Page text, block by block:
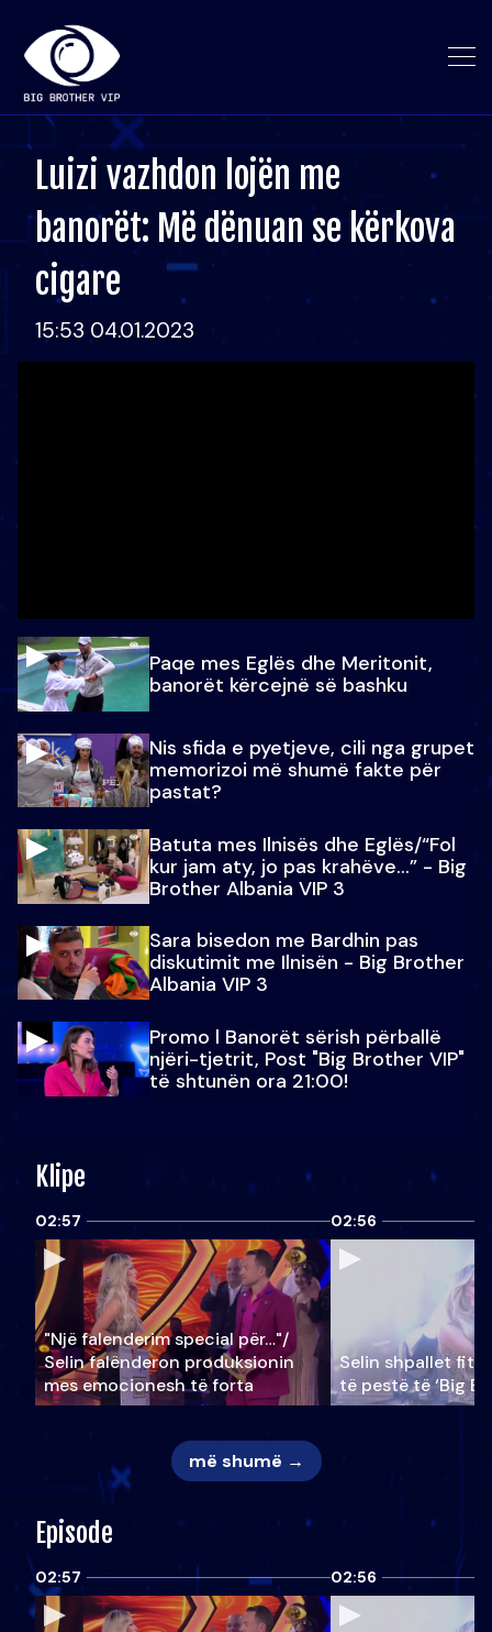
Luizi vazhdon lojën me
banorët: Më dënuan se kërkova
cigare
15:53 04.01.2023
Paqe mes Eglës dhe Meritonit,
banorët kërcejnë së bashku
Nis sfida e pyetjeve, cili nga grupet
memorizoi më shumë fakte për
pastat?
Batuta mes Ilnisës dhe Eglës/“Fol
kur jam aty, jo pas krahëve…” - Big
Brother Albania VIP 3
Sara bisedon me Bardhin pas
diskutimit me Ilnisën - Big Brother
Albania VIP 3
Promo l Banorët sërish përballë
njëri-tjetrit, Post "Big Brother VIP"
të shtunën ora 21:00!
Klipe
02:57
"Një falenderim special për…"/
Selin falënderon produksionin
mes emocionesh të forta
02:56
Selin shpallet
të pestë të ‘Big
më shumë →
Episode
02:57 02:56